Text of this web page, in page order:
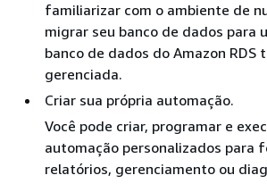
familiarizar com o ambiente de
migrar seu banco de dados para
banco de dados do Amazon RDS
gerenciada.
Criar sua própria automação.
Você pode criar, programar e
automação personalizados para
relatórios, gerenciamento ou